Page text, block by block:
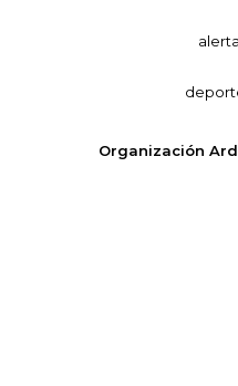
Organización